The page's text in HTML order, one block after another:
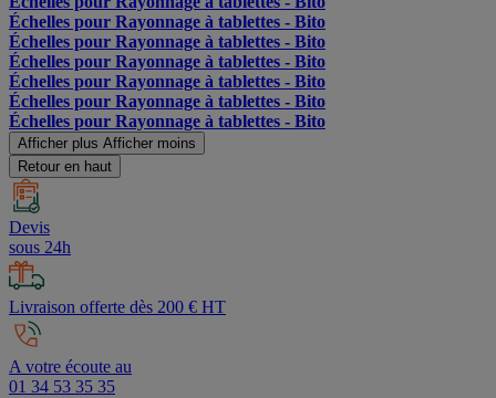
Échelles pour Rayonnage à tablettes - Bito
Échelles pour Rayonnage à tablettes - Bito
Échelles pour Rayonnage à tablettes - Bito
Échelles pour Rayonnage à tablettes - Bito
Échelles pour Rayonnage à tablettes - Bito
Échelles pour Rayonnage à tablettes - Bito
Afficher plus Afficher moins
Retour en haut
Devis
sous 24h
Livraison offerte dès 200 € HT
A votre écoute au
01 34 53 35 35